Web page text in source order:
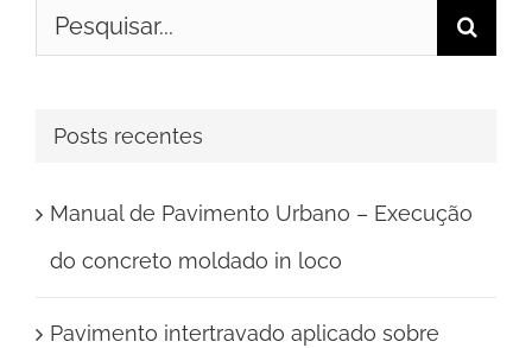
Buscar
Posts recentes
Manual de Pavimento Urbano – Execução
do concreto moldado in loco
Pavimento intertravado aplicado sobre